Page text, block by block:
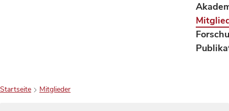
Startseite Mitglieder